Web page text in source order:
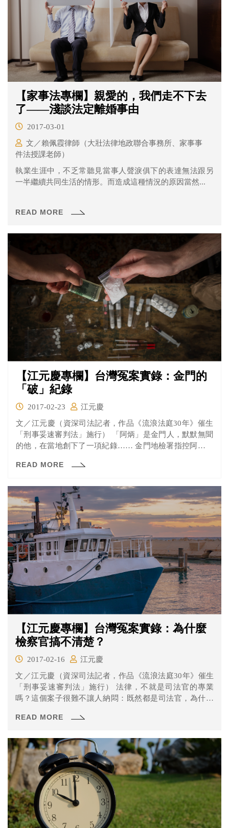
【家事法專欄】親愛的，我們走不下去
了——淺談法定離婚事由
2017-03-01
文／賴佩霞律師（大壯法律地政聯合事務所、家事事
件法授課老師）
執業生涯中，不乏常聽見當事人聲淚俱下的表達無法跟另
一半繼續共同生活的情形。而造成這種情況的原因當然...
READ MORE
【江元慶專欄】台灣冤案實錄：金門的
「破」紀錄
2017-02-23
江元慶
文／江元慶（資深司法記者，作品《流浪法庭30年》催生
「刑事妥速審判法」施行） 「阿炳」是金門人，默默無聞
的他，在當地創下了一項紀錄…… 金門地檢署指控阿炳販
READ MORE
【江元慶專欄】台灣冤案實錄：為什麼
檢察官搞不清楚？
2017-02-16
江元慶
文／江元慶（資深司法記者，作品《流浪法庭30年》催生
「刑事妥速審判法」施行） 法律，不就是司法官的專業
嗎？這個案子很難不讓人納悶：既然都是司法官，為什麼
READ MORE